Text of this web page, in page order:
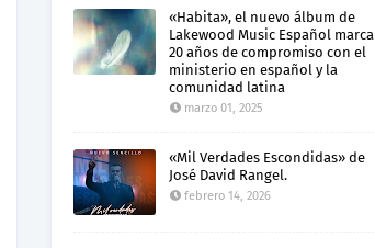
«Habita», el nuevo álbum de
Lakewood Music Español marca
20 años de compromiso con el
ministerio en español y la
comunidad latina
marzo 01, 2025
«Mil Verdades Escondidas» de
José David Rangel.
febrero 14, 2026